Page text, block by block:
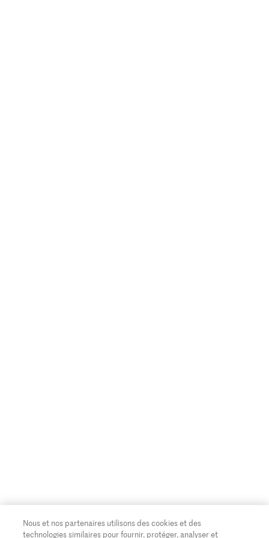
Nous et nos partenaires utilisons des cookies et des
technologies similaires pour fournir, protéger, analyser et